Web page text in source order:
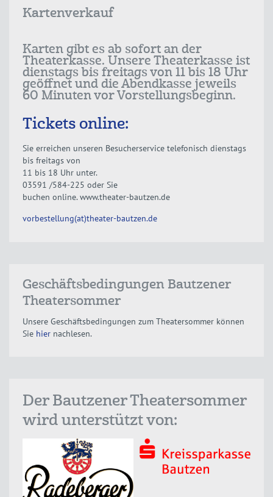
Kartenverkauf
Karten gibt es ab sofort an der
Theaterkasse. Unsere Theaterkasse ist
dienstags bis freitags von 11 bis 18 Uhr
geöffnet und die Abendkasse jeweils
60 Minuten vor Vorstellungsbeginn.
Tickets online:
Sie erreichen unseren Besucherservice telefonisch dienstags
bis freitags von
11 bis 18 Uhr unter.
03591 /584-225 oder Sie
buchen online. www.theater-bautzen.de
vorbestellung(at)theater-bautzen.de
Geschäftsbedingungen Bautzener
Theatersommer
Unsere Geschäftsbedingungen zum Theatersommer können
Sie hiernachlesen.
Der Bautzener Theatersommer
wird unterstützt von: